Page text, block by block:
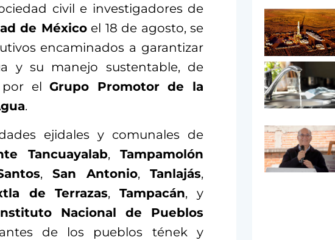
civil e investigadores de
de Méxicoel 18 de agosto, se
encaminados a garantizar
y su manejo sustentable, de
por elGrupo Promotor de la
.
ejidales y comunales de
Tancuayalab, Tampamolón
, San Antonio,Tanlajás,
de Terrazas,Tampacán, y
Nacional de Pueblos
de los pueblos tének y